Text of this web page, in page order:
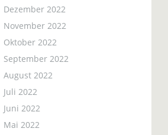
Dezember 2022
November 2022
Oktober 2022
September 2022
August 2022
Juli 2022
Juni 2022
Mai 2022